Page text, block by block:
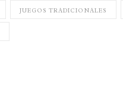
JUEGOS TRADICIONALES